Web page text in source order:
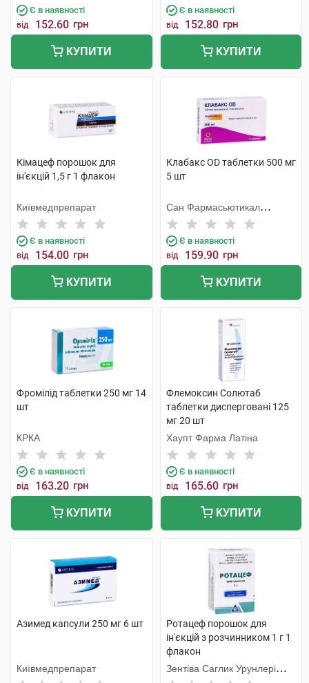
Є в наявності
від 152.60 грн
КУПИТИ
Є в наявності
від 152.80 грн
КУПИТИ
Кімацеф порошок для
ін'єкцій 1,5 г 1 флакон
Київмедпрепарат
Є в наявності
від 154.00 грн
КУПИТИ
Клабакс OD таблетки 500 мг
5 шт
Сан Фармасьютикал
Індастріз
Є в наявності
від 159.90 грн
КУПИТИ
Фромілід таблетки 250 мг 14
шт
КРКА
Є в наявності
від 163.20 грн
КУПИТИ
Флемоксин Солютаб
таблетки дисперговані 125
мг 20 шт
Хаупт Фарма Латіна
Є в наявності
від 165.60 грн
КУПИТИ
Азимед капсули 250 мг 6 шт
Київмедпрепарат
Ротацеф порошок для
ін'єкцій з розчинником 1 г 1
флакон
Зентіва Саглик Урунлері